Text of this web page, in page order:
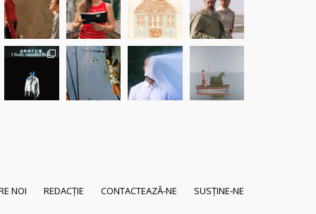
NOI REDACȚIE CONTACTEAZĂ-NE SUSȚINE-NE